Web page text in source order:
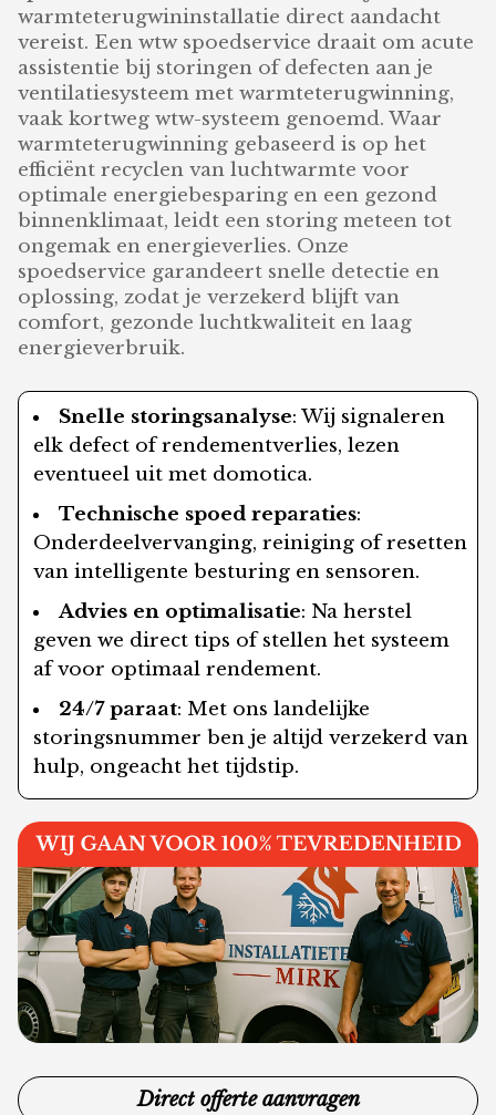
warmteterugwininstallatie direct aandacht
vereist. Een wtw spoedservice draait om acute
assistentie bij storingen of defecten aan je
ventilatiesysteem met warmteterugwinning,
vaak kortweg wtw-systeem genoemd. Waar
warmteterugwinning gebaseerd is op het
efficiënt recyclen van luchtwarmte voor
optimale energiebesparing en een gezond
binnenklimaat, leidt een storing meteen tot
ongemak en energieverlies. Onze
spoedservice garandeert snelle detectie en
oplossing, zodat je verzekerd blijft van
comfort, gezonde luchtkwaliteit en laag
energieverbruik.
Snelle storingsanalyse: Wij signaleren
elk defect of rendementverlies, lezen
eventueel uit met domotica.
Technische spoed reparaties:
Onderdeelvervanging, reiniging of resetten
van intelligente besturing en sensoren.
Advies en optimalisatie: Na herstel
geven we direct tips of stellen het systeem
af voor optimaal rendement.
24/7 paraat: Met ons landelijke
storingsnummer ben je altijd verzekerd van
hulp, ongeacht het tijdstip.
Direct offerte aanvragen